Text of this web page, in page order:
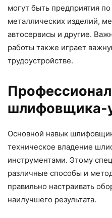
могут быть предприятия
металлических изделий,
автосервисы и другие.
работы также играет
трудоустройстве.
шлифовщика-
Основной навык
техническое владение
инструментами. Этому
различные способы и
правильно настраивать
наилучшего результата.